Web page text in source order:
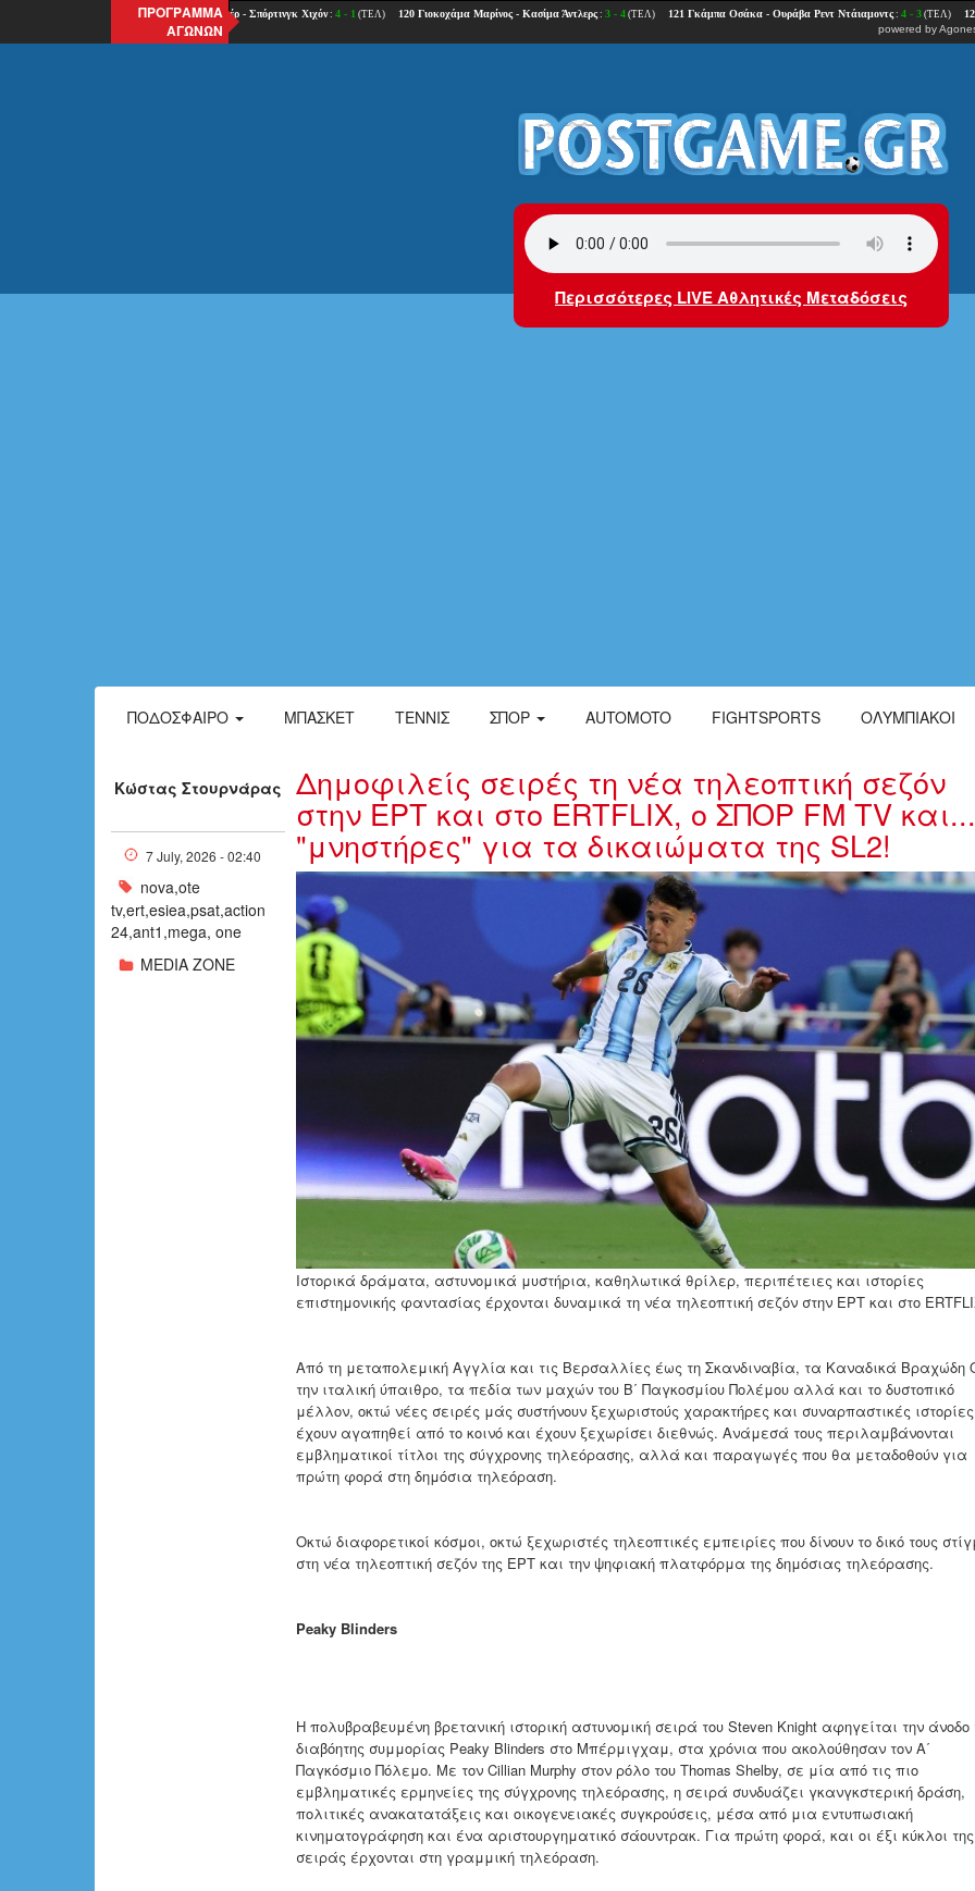
ΠΡΟΓΡΑΜΜΑ
ΑΓΩΝΩΝ
powered by
Περισσότερες LIVE Αθλητικές Μεταδόσεις
ΠΟΔΌΣΦΑΙΡΟ ΜΠΆΣΚΕΤ ΤΈΝΝΙΣ ΣΠΟΡ AUTOMOTO FIGHTSPORTS ΟΛΥΜΠΙΑΚΟΙ
Κώστας Στουρνάρας
7 July, 2026 - 02:40
nova,ote
tv,ert,esiea,psat,action
24,ant1,mega, one
MEDIA ZONE
Δημοφιλείς σειρές τη νέα τηλεοπτική σεζόν
στην ΕΡΤ και στο ERTFLIX, ο ΣΠΟΡ FM TV
"μνηστήρες" για τα δικαιώματα της SL2!
w06-230539MOLINA.jpg
Ιστορικά δράματα, αστυνομικά μυστήρια, καθηλωτικά θρίλερ, περιπέτειες και ιστορίες
επιστημονικής φαντασίας έρχονται δυναμικά τη νέα τηλεοπτική σεζόν στην ΕΡΤ και στο
Από τη μεταπολεμική Αγγλία και τις Βερσαλλίες έως τη Σκανδιναβία, τα Καναδικά Βραχώδη
την ιταλική ύπαιθρο, τα πεδία των μαχών του Β΄ Παγκοσμίου Πολέμου αλλά και το δυστοπικό
μέλλον, οκτώ νέες σειρές μάς συστήνουν ξεχωριστούς χαρακτήρες και συναρπαστικές
έχουν αγαπηθεί από το κοινό και έχουν ξεχωρίσει διεθνώς. Ανάμεσά τους περιλαμβάνονται
εμβληματικοί τίτλοι της σύγχρονης τηλεόρασης, αλλά και παραγωγές που θα μεταδοθούν για
πρώτη φορά στη δημόσια τηλεόραση.
Οκτώ διαφορετικοί κόσμοι, οκτώ ξεχωριστές τηλεοπτικές εμπειρίες που δίνουν το δικό τους
στη νέα τηλεοπτική σεζόν της ΕΡΤ και την ψηφιακή πλατφόρμα της δημόσιας τηλεόρασης.
Peaky Blinders
Η πολυβραβευμένη βρετανική ιστορική αστυνομική σειρά του Steven Knight αφηγείται την άνοδο
διαβόητης συμμορίας Peaky Blinders στο Μπέρμιγχαμ, στα χρόνια που ακολούθησαν τον Α΄
Παγκόσμιο Πόλεμο. Με τον Cillian Murphy στον ρόλο του Thomas Shelby, σε μία από τις πιο
εμβληματικές ερμηνείες της σύγχρονης τηλεόρασης, η σειρά συνδυάζει γκανγκστερική δράση,
πολιτικές ανακατατάξεις και οικογενειακές συγκρούσεις, μέσα από μια εντυπωσιακή
κινηματογράφηση και ένα αριστουργηματικό σάουντρακ. Για πρώτη φορά, και οι έξι κύκλοι της
σειράς έρχονται στη γραμμική τηλεόραση.